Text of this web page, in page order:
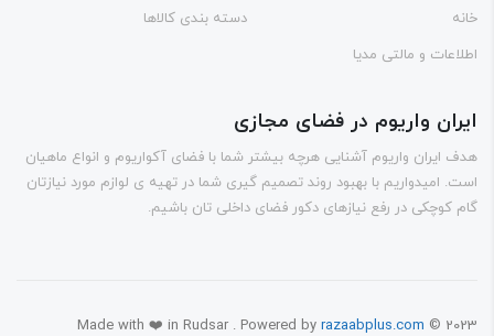
دسته بندی کالاها
و مالتی مدیا
واریوم در فضای مجازی
ایران واریوم آشنایی هرچه بیشتر شما با فضای آکواریوم و انواع ماهیان
امیدواریم با بهبود روند تصمیم گیری شما در تهیه ی لوازم مورد نیازتان
کوچکی در رفع نیازهای دکور فضای داخلی تان باشیم.
Made with ❤️ in Rudsar . Powered byrazaabplus.com©